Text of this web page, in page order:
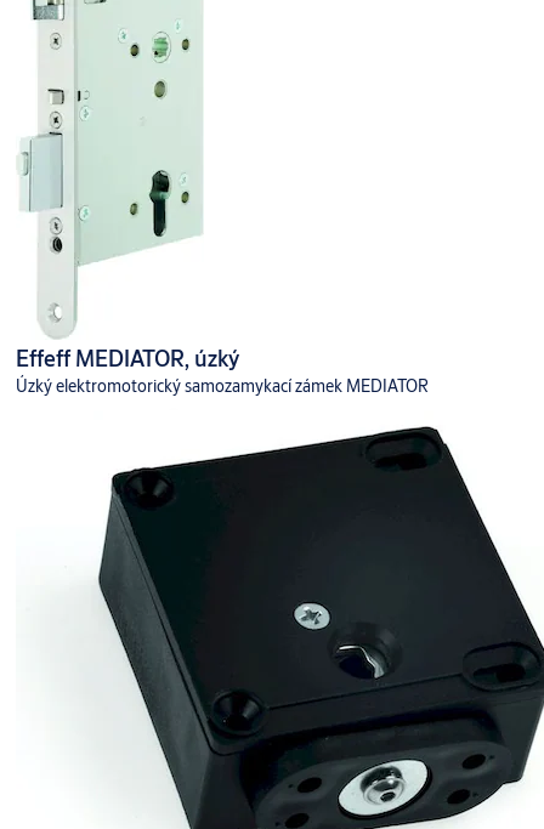
Effeff MEDIATOR, úzký
Úzký elektromotorický samozamykací zámek MEDIATOR